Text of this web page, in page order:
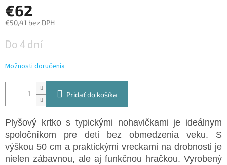
€62
€50,41 bez DPH
cena:
Do 4 dní
Možnosti doručenia
Pridať do košíka
Plyšový krtko s typickými nohavičkami je ideálnym
spoločníkom pre deti bez obmedzenia veku. S
výškou 50 cm a praktickými vreckami na drobnosti je
nielen zábavnou, ale aj funkčnou hračkou. Vyrobený